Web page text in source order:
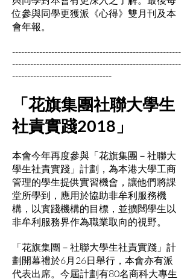
位參與同學更獲派《心得》雙月刊及本
會年報。
--------------------------------------------------------
--------------------------------------------------------
---------------------------------
「花旗集團社聯大學生
社責實踐2018」
本會今年再度參與「花旗集團－社聯大
學生社責實踐」計劃，為本港大學工商
管理的學生提供實習機會，讓他們將課
堂所學到，應用於協助非牟利服務機
構，以實踐機構的目標，並擴闊學生以
非牟利服務界作為職業取向的視野。
「花旗集團－社聯大學生社責實踐」計
劃開幕禮於6月26日舉行，本會亦有派
代表出席。今屆計劃有80名商科大專生